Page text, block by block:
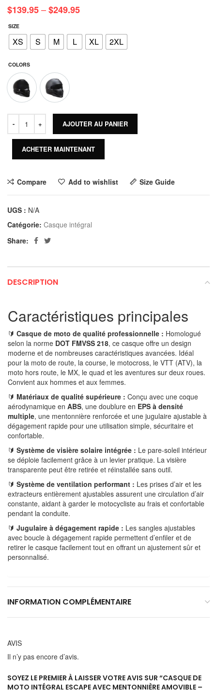
$139.95–$249.95
SIZE
XS S M L XL 2XL
COLORS
AJOUTER AU PANIER
ACHETER MAINTENANT
Compare Add to wishlist Size Guide
UGS : N/A
Catégorie: Casque intégral
Share:
DESCRIPTION
Caractéristiques principales
🔰 Casque de moto de qualité professionnelle : Homologué
selon la norme DOT FMVSS 218, ce casque offre un design
moderne et de nombreuses caractéristiques avancées. Idéal
pour la moto de route, la course, le motocross, le VTT (ATV), la
moto hors route, le MX, le quad et les aventures sur deux roues.
Convient aux hommes et aux femmes.
🔰 Matériaux de qualité supérieure : Conçu avec une coque
aérodynamique en ABS, une doublure en EPS à densité
multiple, une mentonnière renforcée et une jugulaire ajustable à
dégagement rapide pour une utilisation simple, sécuritaire et
confortable.
🔰 Système de visière solaire intégrée : Le pare-soleil intérieur
se déploie facilement grâce à un levier pratique. La visière
transparente peut être retirée et réinstallée sans outil.
🔰 Système de ventilation performant : Les prises d’air et les
extracteurs entièrement ajustables assurent une circulation d’air
constante, aidant à garder le motocycliste au frais et confortable
pendant la conduite.
🔰 Jugulaire à dégagement rapide : Les sangles ajustables
avec boucle à dégagement rapide permettent d’enfiler et de
retirer le casque facilement tout en offrant un ajustement sûr et
personnalisé.
INFORMATION COMPLÉMENTAIRE
AVIS
Il n’y pas encore d’avis.
SOYEZ LE PREMIER À LAISSER VOTRE AVIS SUR “CASQUE DE
MOTO INTÉGRAL ESCAPE AVEC MENTONNIÈRE AMOVIBLE –